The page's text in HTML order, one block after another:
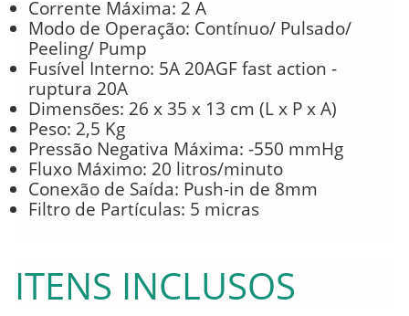
Corrente Máxima: 2 A
Modo de Operação: Contínuo/ Pulsado/
Peeling/ Pump
Fusível Interno: 5A 20AGF fast action -
ruptura 20A
Dimensões: 26 x 35 x 13 cm (L x P x A)
Peso: 2,5 Kg
Pressão Negativa Máxima: -550 mmHg
Fluxo Máximo: 20 litros/minuto
Conexão de Saída: Push-in de 8mm
Filtro de Partículas: 5 micras
ITENS INCLUSOS